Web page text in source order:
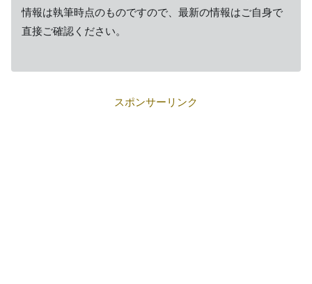
情報は執筆時点のものですので、最新の情報はご自身で
直接ご確認ください。
スポンサーリンク